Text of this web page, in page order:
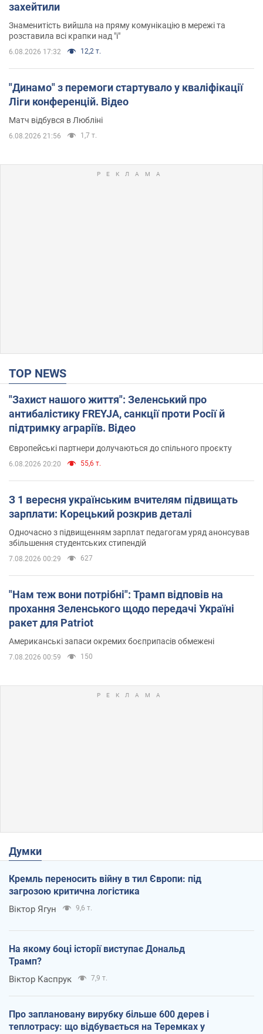
захейтили
Знаменитість вийшла на пряму комунікацію в мережі та
розставила всі крапки над "і"
6.08.2026 17:32 12,2 т.
"Динамо" з перемоги стартувало у кваліфікації
Ліги конференцій. Відео
Матч відбувся в Любліні
6.08.2026 21:56 1,7 т.
TOP NEWS
"Захист нашого життя": Зеленський про
антибалістику FREYJA, санкції проти Росії й
підтримку аграріїв. Відео
Європейські партнери долучаються до спільного проєкту
6.08.2026 20:20 55,6 т.
З 1 вересня українським вчителям підвищать
зарплати: Корецький розкрив деталі
Одночасно з підвищенням зарплат педагогам уряд анонсував
збільшення студентських стипендій
7.08.2026 00:29 627
"Нам теж вони потрібні": Трамп відповів на
прохання Зеленського щодо передачі Україні
ракет для Patriot
Американські запаси окремих боєприпасів обмежені
7.08.2026 00:59 150
Думки
Кремль переносить війну в тил Європи: під
загрозою критична логістика
Віктор Ягун 9,6 т.
На якому боці історії виступає Дональд
Трамп?
Віктор Каспрук 7,9 т.
Про заплановану вирубку більше 600 дерев і
теплотрасу: що відбувається на Теремках у